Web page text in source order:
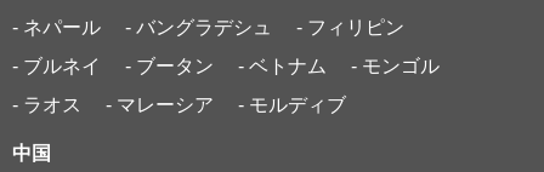
- ネパール
- バングラデシュ
- フィリピン
- ブルネイ
- ブータン - ベトナム
- モンゴル
- ラオス
- マレーシア - モルディブ
中国